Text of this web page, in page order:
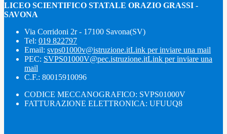
LICEO SCIENTIFICO STATALE ORAZIO GRASSI -
SAVONA
Via Corridoni 2r - 17100 Savona(SV)
Tel: 019 822797
Email: svps01000v@istruzione.itLink per inviare una mail
PEC: SVPS01000V@pec.istruzione.itLink per inviare una
mail
C.F.: 80015910096
CODICE MECCANOGRAFICO: SVPS01000V
FATTURAZIONE ELETTRONICA: UFUUQ8